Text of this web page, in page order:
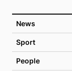
News
Sport
People